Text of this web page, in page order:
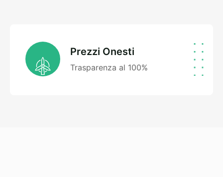
Prezzi Onesti
Trasparenza al 100%